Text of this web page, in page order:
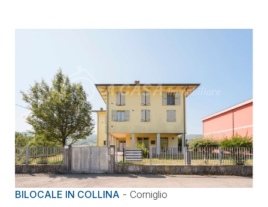
BILOCALE IN COLLINA - Corniglio